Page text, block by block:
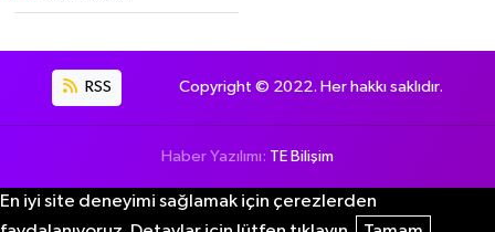
RSS Copyright © 2022. Her hakkı saklıdır.
Haber Yazılımı: TE Bilişim
En iyi site deneyimi sağlamak için çerezlerden